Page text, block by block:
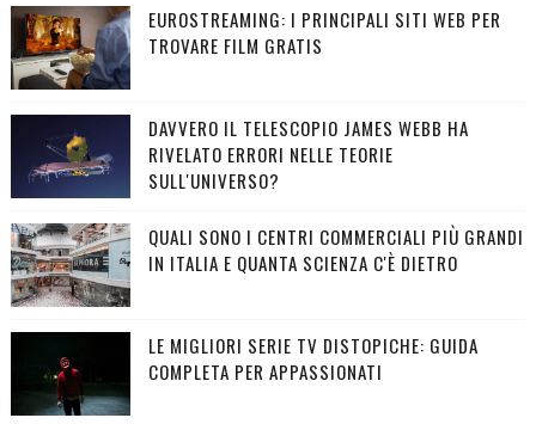
EUROSTREAMING: I PRINCIPALI SITI WEB PER
TROVARE FILM GRATIS
DAVVERO IL TELESCOPIO JAMES WEBB HA
RIVELATO ERRORI NELLE TEORIE
SULL'UNIVERSO?
QUALI SONO I CENTRI COMMERCIALI PIÙ GRANDI
IN ITALIA E QUANTA SCIENZA C'È DIETRO
LE MIGLIORI SERIE TV DISTOPICHE: GUIDA
COMPLETA PER APPASSIONATI